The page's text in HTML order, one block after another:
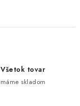
Všetok tovar
máme skladom